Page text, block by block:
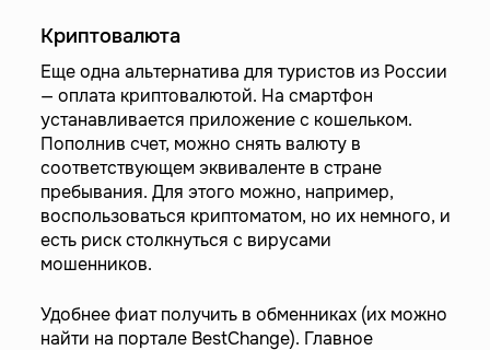
Криптовалюта
Еще одна альтернатива для туристов из России
— оплата криптовалютой. На смартфон
устанавливается приложение с кошельком.
Пополнив счет, можно снять валюту в
соответствующем эквиваленте в стране
пребывания. Для этого можно, например,
воспользоваться криптоматом, но их немного, и
есть риск столкнуться с вирусами
мошенников.
Удобнее фиат получить в обменниках (их можно
найти на портале BestChange). Главное